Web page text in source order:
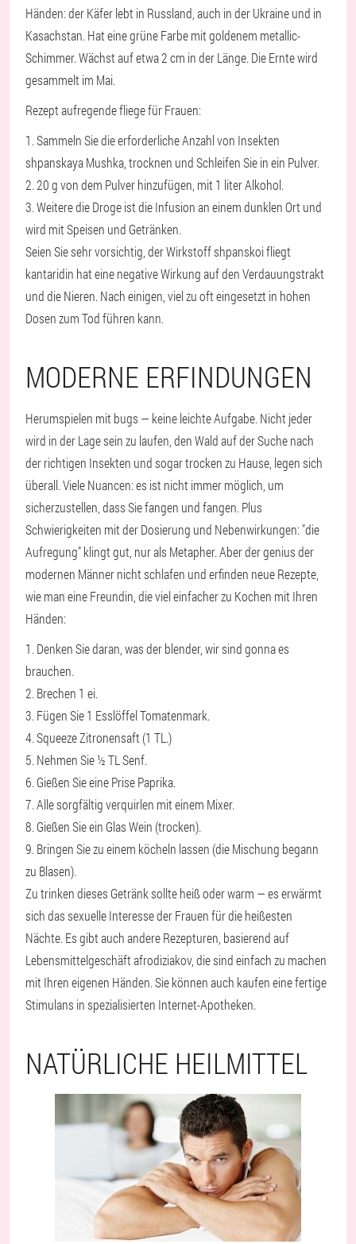
Händen: der Käfer lebt in Russland, auch in der Ukraine und in
Kasachstan. Hat eine grüne Farbe mit goldenem metallic-
Schimmer. Wächst auf etwa 2 cm in der Länge. Die Ernte wird
gesammelt im Mai.
Rezept aufregende fliege für Frauen:
1. Sammeln Sie die erforderliche Anzahl von Insekten
shpanskaya Mushka, trocknen und Schleifen Sie in ein Pulver.
2. 20 g von dem Pulver hinzufügen, mit 1 liter Alkohol.
3. Weitere die Droge ist die Infusion an einem dunklen Ort und
wird mit Speisen und Getränken.
Seien Sie sehr vorsichtig, der Wirkstoff shpanskoi fliegt
kantaridin hat eine negative Wirkung auf den Verdauungstrakt
und die Nieren. Nach einigen, viel zu oft eingesetzt in hohen
Dosen zum Tod führen kann.
MODERNE ERFINDUNGEN
Herumspielen mit bugs — keine leichte Aufgabe. Nicht jeder
wird in der Lage sein zu laufen, den Wald auf der Suche nach
der richtigen Insekten und sogar trocken zu Hause, legen sich
überall. Viele Nuancen: es ist nicht immer möglich, um
sicherzustellen, dass Sie fangen und fangen. Plus
Schwierigkeiten mit der Dosierung und Nebenwirkungen: "die
Aufregung" klingt gut, nur als Metapher. Aber der genius der
modernen Männer nicht schlafen und erfinden neue Rezepte,
wie man eine Freundin, die viel einfacher zu Kochen mit Ihren
Händen:
1. Denken Sie daran, was der blender, wir sind gonna es
brauchen.
2. Brechen 1 ei.
3. Fügen Sie 1 Esslöffel Tomatenmark.
4. Squeeze Zitronensaft (1 TL.)
5. Nehmen Sie ½ TL Senf.
6. Gießen Sie eine Prise Paprika.
7. Alle sorgfältig verquirlen mit einem Mixer.
8. Gießen Sie ein Glas Wein (trocken).
9. Bringen Sie zu einem köcheln lassen (die Mischung begann
zu Blasen).
Zu trinken dieses Getränk sollte heiß oder warm — es erwärmt
sich das sexuelle Interesse der Frauen für die heißesten
Nächte. Es gibt auch andere Rezepturen, basierend auf
Lebensmittelgeschäft afrodiziakov, die sind einfach zu machen
mit Ihren eigenen Händen. Sie können auch kaufen eine fertige
Stimulans in spezialisierten Internet-Apotheken.
NATÜRLICHE HEILMITTEL